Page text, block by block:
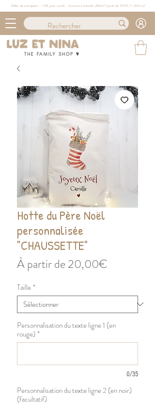
Délais de conception : ≈ 4/6 jours ouvrés · Livraison à domicile offerte* à partir de 100€ (+ d'info ici)
Hotte du Père Noël
personnalisée
"CHAUSSETTE"
À partir de20,00€
Taille*
Personnalisation du texte ligne 1 (en
rouge)*
0/35
Personnalisation du texte ligne 2 (en noir)
(facultatif)